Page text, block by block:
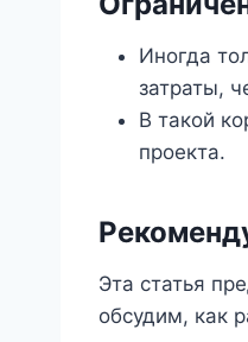
Иногда
затраты,
В такой
проекта.
Эта статья
обсудим, как